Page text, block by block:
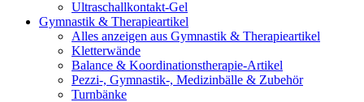
Ultraschallkontakt-Gel
Gymnastik & Therapieartikel
Alles anzeigen aus Gymnastik & Therapieartikel
Kletterwände
Balance & Koordinationstherapie-Artikel
Pezzi-, Gymnastik-, Medizinbälle & Zubehör
Turnbänke